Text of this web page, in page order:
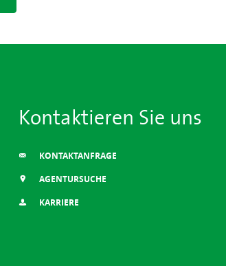
Kontaktieren Sie uns
KONTAKTANFRAGE
AGENTURSUCHE
KARRIERE